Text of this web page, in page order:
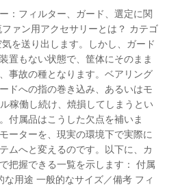
：フィルター、ガード、選定に関
ァン用アクセサリーとは？ カテゴ
を送り出します。しかし、ガード
置もない状態で、筐体にそのまま
事故の種となります。ベアリング
ドへの指の巻き込み、あるいはモ
稼働し続け、焼損してしまうとい
付属品はこうした欠点を補いま
ーターを、現実の環境下で実際に
ムへと変えるのです。以下に、カ
把握できる一覧を示します： 付属
用途 一般的なサイズ／備考 フィ